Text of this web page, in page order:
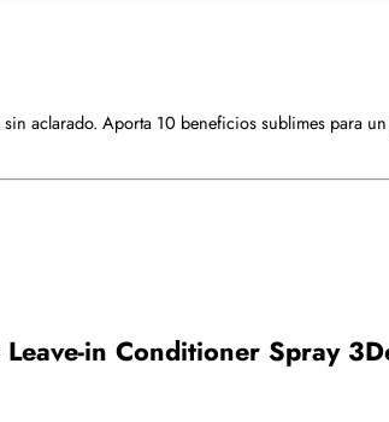
aclarado. Aporta 10 beneficios sublimes para
in Conditioner Spray